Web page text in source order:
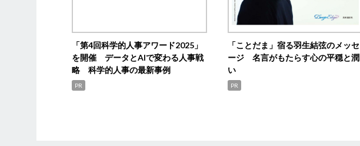
「第4回科学的人事アワード2025」
を開催 データとAIで変わる人事戦
略 科学的人事の最新事例
PR
「ことだま」宿る羽生結弦のメッセ
ージ 名言がもたらす心の平穏と潤
い
PR